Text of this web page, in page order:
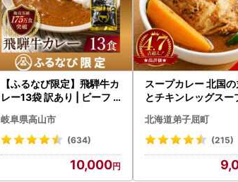
【ふるなび限定】飛騨牛カ
レー13袋 訳あり | ビーフ
CP01 FN-Limited-VO
岐阜県高山市
(634)
10,000
スープカレー 北国
とチキンレッグスー
北海道弟子屈町
(215)